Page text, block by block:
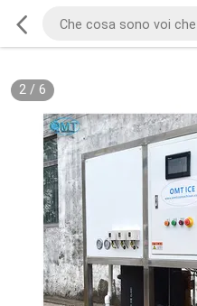
2/ 6